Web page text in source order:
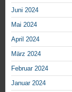
Juni 2024
Mai 2024
April 2024
März 2024
Februar 2024
Januar 2024